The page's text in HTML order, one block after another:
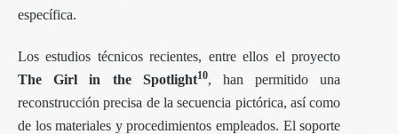
específica.
Los estudios técnicos recientes, entre ellos el proyecto
The Girl in the Spotlight10, han permitido una
reconstrucción precisa de la secuencia pictórica, así como
de los materiales y procedimientos empleados. El soporte